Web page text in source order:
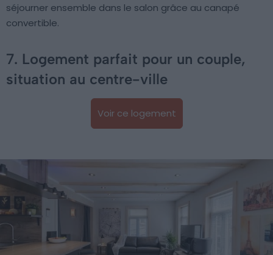
séjourner ensemble dans le salon grâce au canapé
convertible.
7. Logement parfait pour un couple,
situation au centre-ville
Voir ce logement